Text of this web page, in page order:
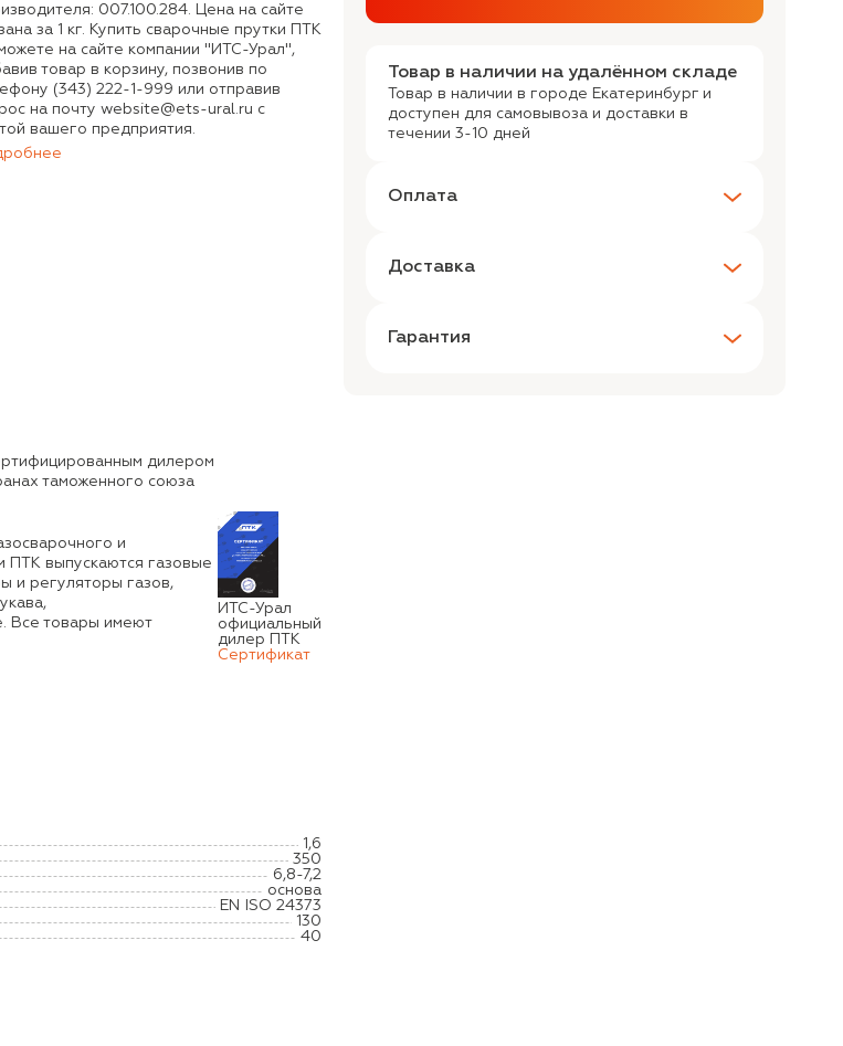
007.100.284. Цена на сайте
за 1 кг. Купить сварочные прутки ПТК
на сайте компании "ИТС-Урал",
товар в корзину, позвонив по
(343) 222-1-999 или отправив
на почту website@ets-ural.ru с
вашего предприятия.
дилером
таможенного союза
и
ПТК выпускаются газовые
и регуляторы газов,
Все товары имеют
ИТС-Урал
официальный
дилер ПТК
Сертификат
1,6
350
6,8-7,2
основа
EN ISO 24373
130
40
Товар в наличии на удалённом складе
Товар в наличии в городе Екатеринбург и
доступен для самовывоза и доставки в
течении 3-10 дней
Оплата
Доставка
Гарантия